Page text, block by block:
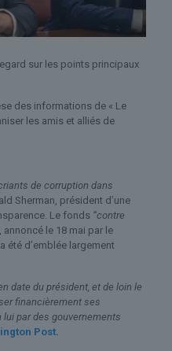
sur les points principaux
des informations de « Le
les amis et alliés de
de corruption dans
Sherman, président d’une
Le fonds “contre
annoncé le 18 mai par le
été d’emblée largement
date du président, et de loin le
financièrement ses
par des gouvernements
Post.